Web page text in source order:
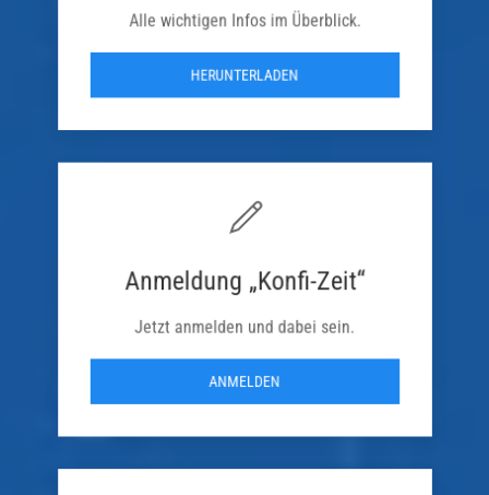
Alle wichtigen Infos im Überblick.
HERUNTERLADEN
Anmeldung „Konfi-Zeit“
Jetzt anmelden und dabei sein.
ANMELDEN